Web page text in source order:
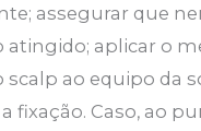
assegurar que
atingido; aplicar o
scalp ao equipo da
fixação. Caso, ao